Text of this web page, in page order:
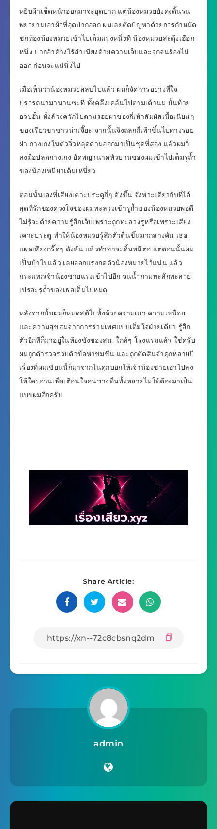
หยิบผ้าเช็ดหน้าออกมาจะอุดปาก แต่น้องหมวยยังคงดิ้นรน
พยายามเอาผ้าที่อุดปากออก ผมเลยตัดปัญหาด้วยการกำหมัด
ชกท้องน้องหมวยเข้าไปเต็มแรงหนึ่งที น้องหมวยสะดุ้งเฮือก
หนึ่ง ปากอ้าค้างไร้สำเนียงด้วยความเจ็บและจุกจนร้องไม่
ออก ก่อนจะแน่นิ่งไป
เมื่อเห็นว่าน้องหมวยสลบไปแล้ว ผมก็จัดการอย่างที่ใจ
ปรารถนามานานซะที ทั้งคลึงเคล้นไปตามเต้านม บั้นท้าย
อวบอั๋น ทั้งล้วงควักไปตามรอยผ่าของกี่เพ้าสัมผัสเนื้อเนียนๆ
ของเรียวขาขาวน่าเจี๊ยะ จากนั้นจึงถลกกี่เพ้าขึ้นไปทางรอย
ผ่า กางเกงในตัวจิ๋วหลุดตามออกมาเป็นชุดที่สอง แล้วผมก็
ลงมือปลดกางเกง อัดพญานาคหัวบานของผมเข้าไปเต็มรูถ้ำ
ของน้องเหมียวเต็มเหนี่ยว
ตอนนั้นเองที่เสียงเคาะประตูถี่ๆ ดังขึ้น จังหวะเดียวกับที่ไอ้
สุดที่รักของดวงใจของผมทะลวงเข้ารูถ้ำของน้องหมวยพอดี
ไม่รู้จะด้วยความรู้สึกเจ็บเพราะถูกทะลวงรูหรือเพราะเสียง
เคาะประตู ทำให้น้องหมวยรู้สึกตัวตื่นขึ้นมากลางคัน เธอ
แผดเสียงกรี๊ดๆ ดังลั่น แล้วทำท่าจะดิ้นหนีต่อ แต่ตอนนั้นผม
เป็นบ้าไปแล้ว เลยออกแรงกดตัวน้องหมวยไว้แน่น แล้ว
กระแทกเจ้าน้องชายแรงเข้าไปอีก จนน้ำกามทะลักทะลาย
เปรอะรูถ้ำของเธอเต็มไปหมด
หลังจากนั้นผมก็หมดสติไปทั้งด้วยความเมา ความเหนื่อย
และความสุขสมจากการร่วมเพศแบบเต็มใจฝ่ายเดียว รู้สึก
ตัวอีกทีก็มาอยู่ในห้องขังของสน. ใกล้ๆ โรงแรมแล้ว ใช่ครับ
ผมถูกตำรวจรวบตัวข้อหาข่มขืน และถูกตัดสินจำคุกหลายปี
เรื่องที่ผมเขียนนี้ก็มาจากในคุกบอกให้เจ้าน้องชายเอาไปลง
ให้ใครอ่านเพื่อเตือนใจคนช่างหื่นทั้งหลายไม่ให้ต้องมาเป็น
แบบผมอีกครับ
Share Article:
admin